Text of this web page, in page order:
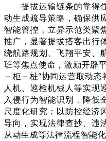
提拔运输链条的靠得
动生成疏导策略，确保供
智能管控，立异示范类聚
推广，显著提拔搭客出行
绕航路规划、飞翔平安、
班等焦点使命，激励开辟
－柜－桩”协同运营取动
人机、巡检机械人等实现
入侵行为智能识别，降低
尺度化研究；以防控经济
导向，实现法律查抄、违
从动生成等法律流程智能